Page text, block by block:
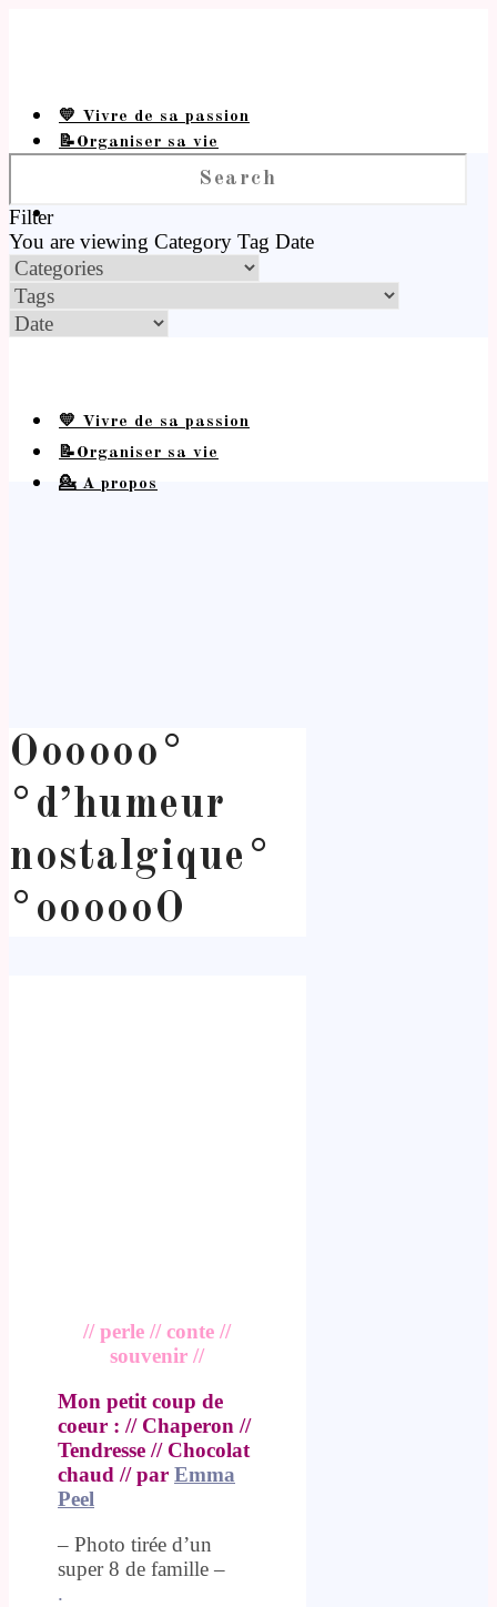
💛 Vivre de sa passion
📝Organiser sa vie
Filter
You are viewing Category Tag Date
💛 Vivre de sa passion
📝Organiser sa vie
💁 A propos
Oooooo°
°d’humeur
nostalgique°
°oooooO
// perle // conte //
souvenir //
Mon petit coup de
coeur : // Chaperon //
Tendresse // Chocolat
chaud // par Emma
Peel
– Photo tirée d’un
super 8 de famille –
.